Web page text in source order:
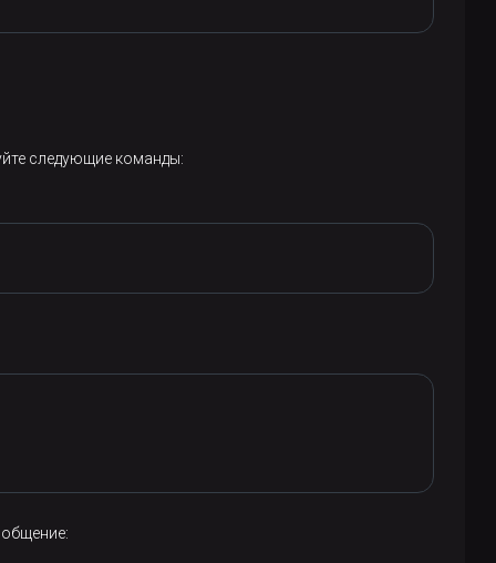
следующие команды: